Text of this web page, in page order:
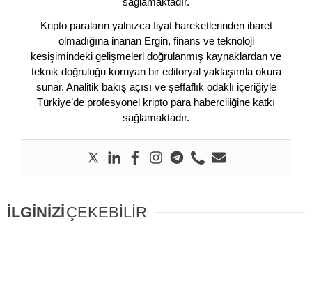
Kripto paraların yalnızca fiyat hareketlerinden ibaret
olmadığına inanan Ergin, finans ve teknoloji
kesişimindeki gelişmeleri doğrulanmış kaynaklardan ve
teknik doğruluğu koruyan bir editoryal yaklaşımla okura
sunar. Analitik bakış açısı ve şeffaflık odaklı içeriğiyle
Türkiye’de profesyonel kripto para haberciliğine katkı
sağlamaktadır.
İLGİNİZİÇEKEBİLİR